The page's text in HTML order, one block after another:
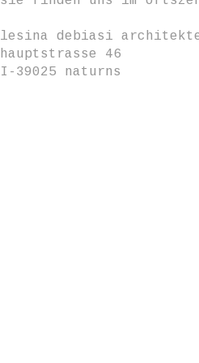
lesina debiasi
hauptstrasse 46
I-39025 naturns